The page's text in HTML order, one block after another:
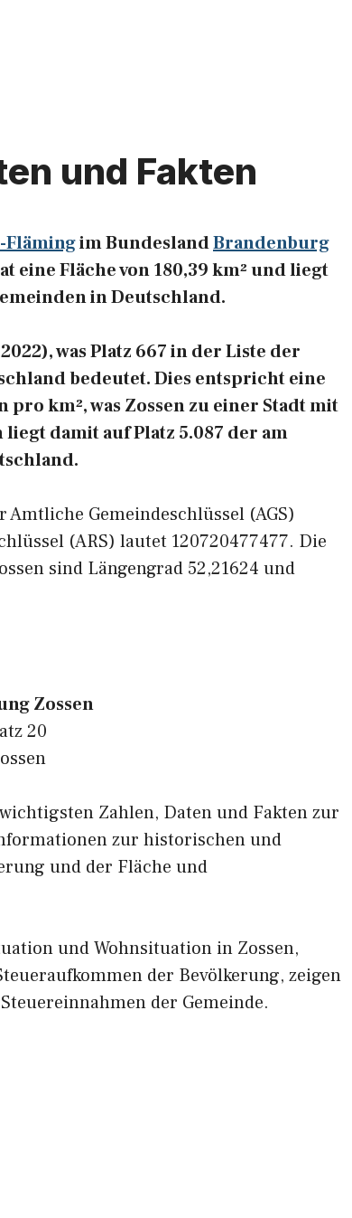
und Fakten
Flämingim BundeslandBrandenburg
eine Fläche von 180,39 km² und liegt
in Deutschland.
was Platz 667 in der Liste der
bedeutet. Dies entspricht eine
km², was Zossen zu einer Stadt mit
damit auf Platz 5.087 der am
Gemeindeschlüssel (AGS)
(ARS) lautet 120720477477. Die
sind Längengrad 52,21624 und
Zossen
20
Zahlen, Daten und Fakten zur
zur historischen und
und der Fläche und
und Wohnsituation in Zossen,
der Bevölkerung, zeigen
der Gemeinde.